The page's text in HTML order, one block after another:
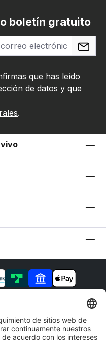
boletín gratuito
que has leído
de datos y que
.
más
salvo que se indique lo